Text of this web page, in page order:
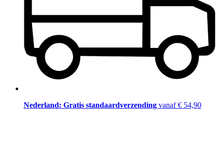
Nederland: Gratis standaardverzending vanaf € 54,90